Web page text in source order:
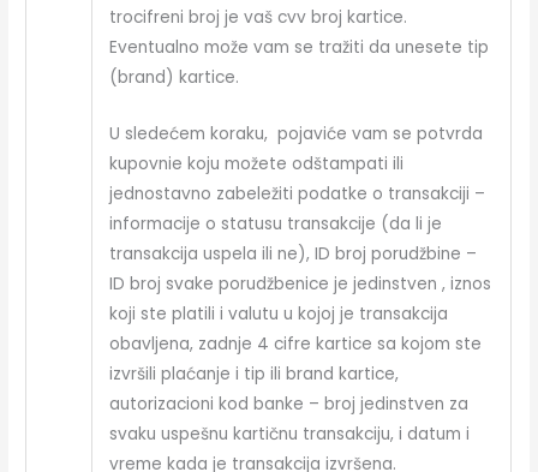
trocifreni broj je vaš cvv broj kartice.
Eventualno može vam se tražiti da unesete tip
(brand) kartice.
U sledećem koraku, pojaviće vam se potvrda
kupovnie koju možete odštampati ili
jednostavno zabeležiti podatke o transakciji –
informacije o statusu transakcije (da li je
transakcija uspela ili ne), ID broj porudžbine –
ID broj svake porudžbenice je jedinstven , iznos
koji ste platili i valutu u kojoj je transakcija
obavljena, zadnje 4 cifre kartice sa kojom ste
izvršili plaćanje i tip ili brand kartice,
autorizacioni kod banke – broj jedinstven za
svaku uspešnu kartičnu transakciju, i datum i
vreme kada je transakcija izvršena.